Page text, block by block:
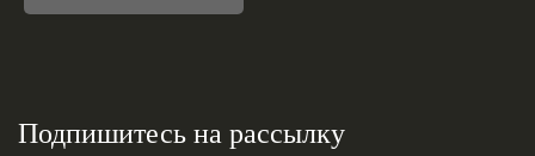
Подпишитесь на рассылку